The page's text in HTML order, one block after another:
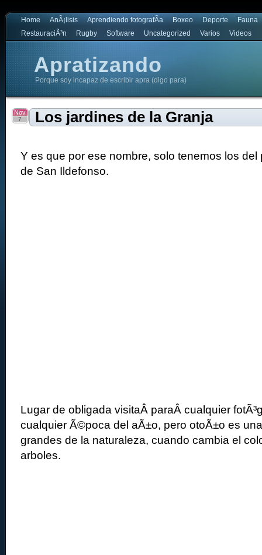
Home AnÃ¡lisis Aprendiendo fotografÃ­a Boxeo Deporte
Fauna
RestauraciÃ³n
Rugby Software Uncategorized Varios Videos
Apratizando
Porque soy incapaz de escribir apra (digo para)
Los jardines de la Granja
Nov
7
Y es que por ese nombre, solo tenemos los del
de San Ildefonso.
Lugar de obligada visitaÂ paraÂ cualquier
cualquier Ã©poca del aÃ±o, pero otoÃ±o es
grandes de la naturaleza, cuando cambia el
arboles.